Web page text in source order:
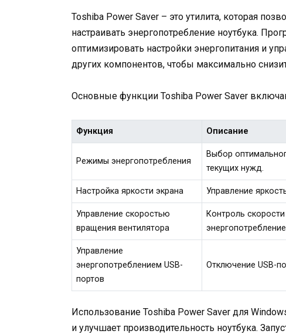
Toshiba Power Saver – это утилита, которая
настраивать энергопотребление ноутбука.
оптимизировать настройки энергопитания и
других компонентов, чтобы максимально
Основные функции Toshiba Power Saver
Функция Описание
Режимы энергопотребления
Выбор
текущих нужд.
Настройка яркости экрана Управление
Управление скоростью
вращения вентилятора
Контроль
Управление
энергопотреблением USB-
портов
Отключение USB-
Использование Toshiba Power Saver для
и улучшает производительность ноутбука.